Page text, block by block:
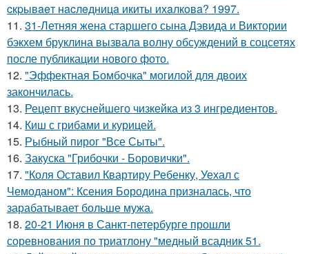
cкpывaeт нacлeдницa икиты ихaлкoвa? 1997.
11. 31-Летняя жена старшего сына Дэвида и Виктории
бэкхем бруклина вызвала волну обсуждений в соцсетях
после публикации нового фото.
12. "Эффектная Бомбочка" могилой для двоих
закончилась.
13. Рецепт вкуснейшего чизкейка из 3 ингредиентов.
14. Киш с грибами и курицей.
15. Рыбный пирог "Все Сыты".
16. Закуска "Грибочки - Боровички".
17. "Коля Оставил Квартиру Ребенку, Уехал с
Чемоданом": Ксения Бородина призналась, что
зарабатывает больше мужа.
18. 20-21 Июня в Санкт-петербурге прошли
соревнования по триатлону "медный всадник 51.